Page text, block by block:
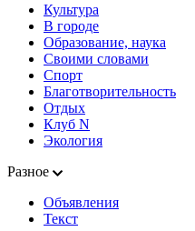
Культура
В городе
Образование, наука
Своими словами
Спорт
Благотворительность
Отдых
Клуб N
Экология
Разное
Объявления
Текст